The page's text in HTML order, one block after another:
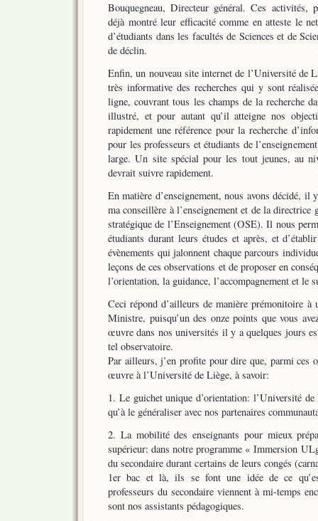
Bouquegneau, Directeur général. Ces activités,
déjà montré leur efficacité comme en atteste le
d’étudiants dans les facultés de Sciences et de
de déclin.
Enfin, un nouveau site internet de l’Université de
très informative des recherches qui y sont
ligne, couvrant tous les champs de la recherche
illustré, et pour autant qu’il atteigne nos
rapidement une référence pour la recherche
pour les professeurs et étudiants de
large. Un site spécial pour les tout jeunes, au
devrait suivre rapidement.
En matière d’enseignement, nous avons décidé,
ma conseillère à l’enseignement et de la directrice
stratégique de l’Enseignement (OSE). Il nous
étudiants durant leurs études et après, et
évènements qui jalonnent chaque parcours
leçons de ces observations et de proposer en
l’orientation, la guidance, l’accompagnement et le
Ceci répond d’ailleurs de manière prémonitoire à
Ministre, puisqu’un des onze points que vous
œuvre dans nos universités il y a quelques jours
tel observatoire.
Par ailleurs, j’en profite pour dire que, parmi ces
œuvre à l’Université de Liège, à savoir:
1. Le guichet unique d’orientation: l’Université
qu’à le généraliser avec nos partenaires
2. La mobilité des enseignants pour mieux
supérieur: dans notre programme « Immersion
du secondaire durant certains de leurs congés
1er bac et là, ils se font une idée de ce
professeurs du secondaire viennent à mi-temps
sont nos assistants pédagogiques.